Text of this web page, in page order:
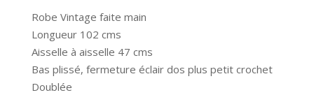
Robe Vintage faite main
Longueur 102 cms
Aisselle à aisselle 47 cms
Bas plissé, fermeture éclair dos plus petit crochet
Doublée